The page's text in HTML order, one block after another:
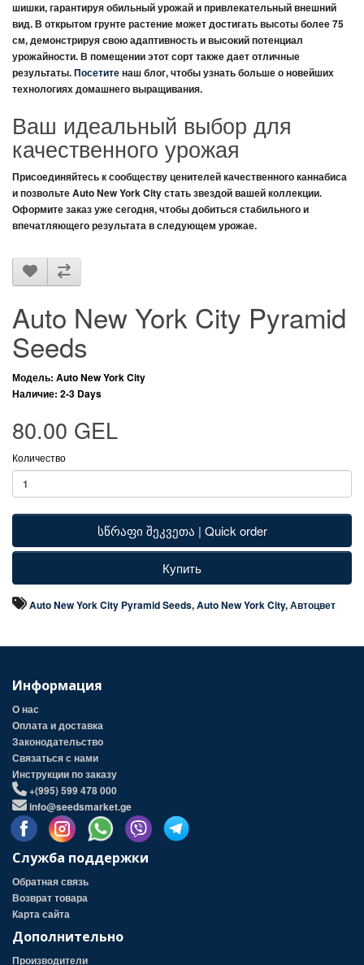
шишки, гарантируя обильный урожай и привлекательный внешний
вид. В открытом грунте растение может достигать высоты более 75
см, демонстрируя свою адаптивность и высокий потенциал
урожайности. В помещении этот сорт также дает отличные
результаты.Посетитенаш блог, чтобы узнать больше о новейших
технологиях домашнего выращивания.
Ваш идеальный выбор для
качественного урожая
Присоединяйтесь к сообществу ценителей качественного каннабиса
и позвольтеAuto New York Cityстать звездой вашей коллекции.
Оформите заказ уже сегодня, чтобы добиться стабильного и
впечатляющего результата в следующем урожае.
Auto New York City Pyramid
Seeds
Модель: Auto New York City
Наличие: 2-3 Days
80.00 GEL
Количество
სწრაფი შეკვეთა | Quick order
Купить
Auto New York City Pyramid Seeds,Auto New York City,Автоцвет
Информация
О нас
Оплата и доставка
Законодательство
Связаться с нами
Инструкции по заказу
+(995) 599 478 000
info@seedsmarket.ge
Служба поддержки
Обратная связь
Возврат товара
Карта сайта
Дополнительно
Производители